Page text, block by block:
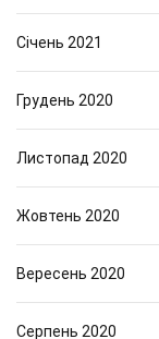
Січень 2021
Грудень 2020
Листопад 2020
Жовтень 2020
Вересень 2020
Серпень 2020